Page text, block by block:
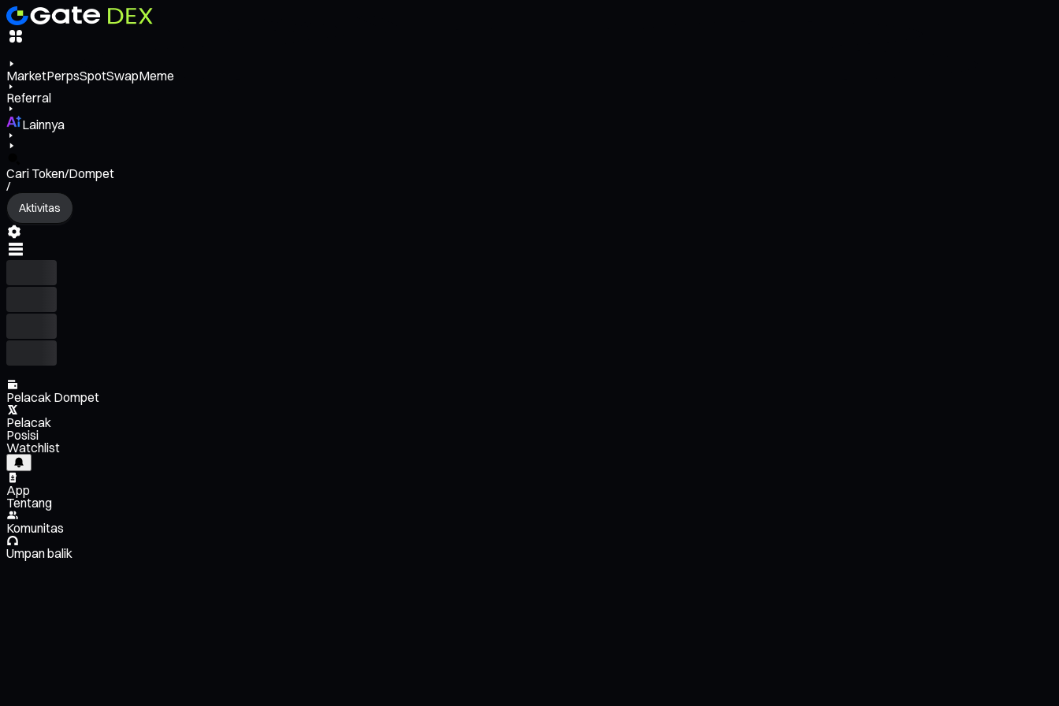
MarketPerpsSpotSwapMeme
Referral
Lainnya
Cari Token/Dompet
/
Aktivitas
Pelacak Dompet
Pelacak
Posisi
Watchlist
App
Tentang
Komunitas
Umpan balik